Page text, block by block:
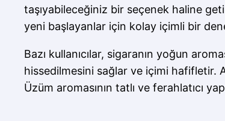
taşıyabileceğiniz bir seçenek haline
yeni başlayanlar için kolay içimli bir
Bazı kullanıcılar, sigaranın yoğun
hissedilmesini sağlar ve içimi hafifletir.
Üzüm aromasının tatlı ve ferahlatıcı